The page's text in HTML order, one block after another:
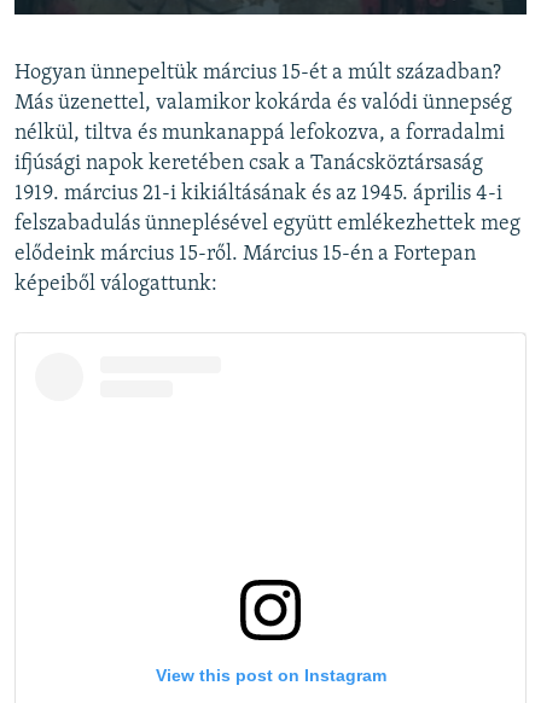
Auto 240p 360p 480p
720p 1080p
360p
480p
720p
1080p
Hogyan ünnepeltük március 15-ét a múlt században?
Más üzenettel, valamikor kokárda és valódi ünnepség
nélkül, tiltva és munkanappá lefokozva, a forradalmi
ifjúsági napok keretében csak a Tanácsköztársaság
1919. március 21-i kikiáltásának és az 1945. április 4-i
felszabadulás ünneplésével együtt emlékezhettek meg
elődeink március 15-ről. Március 15-én a Fortepan
képeiből válogattunk: